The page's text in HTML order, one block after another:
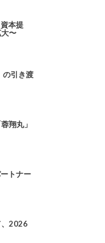
本提
〜
の引き渡
翔丸」
トナー
、2026